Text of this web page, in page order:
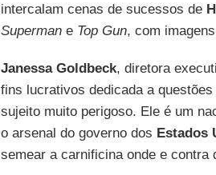
intercalam cenas de sucessos de
Supermane Top Gun, com
Janessa Goldbeck, diretora
fins lucrativos dedicada a
sujeito muito perigoso. Ele é um
o arsenal do governo dos Estados
semear a carnificina onde e contra